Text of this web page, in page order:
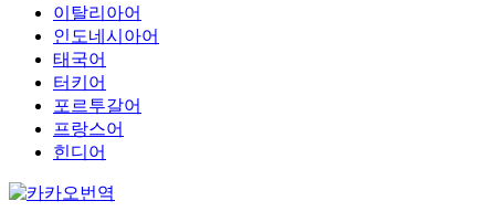
이탈리아어
인도네시아어
태국어
터키어
포르투갈어
프랑스어
힌디어